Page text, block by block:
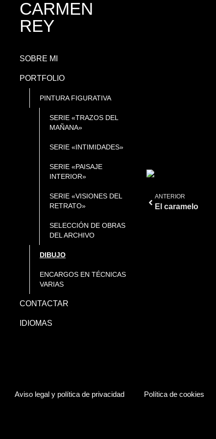
CARMEN
REY
SOBRE MI
PORTFOLIO
PINTURA FIGURATIVA
SERIE «TRAZOS DEL
MAÑANA»
SERIE «INTIMIDADES»
SERIE «PAISAJE
INTERIOR»
SERIE «VISIONES DEL
RETRATO»
SELECCIÓN DE OBRAS
DEL ARCHIVO
DIBUJO
ENCARGOS EN TÉCNICAS
VARIAS
CONTACTAR
IDIOMAS
ANTERIOR
El caramelo
Aviso legal y política de privacidad Política de cookies